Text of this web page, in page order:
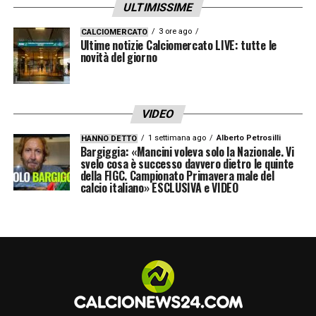
ULTIMISSIME
CALCIOMERCATO 3 ore ago
Ultime notizie Calciomercato LIVE: tutte le
novità del giorno
VIDEO
HANNO DETTO 1 settimana ago Alberto Petrosilli
Bargiggia: «Mancini voleva solo la Nazionale. Vi
svelo cosa è successo davvero dietro le quinte
della FIGC. Campionato Primavera male del
calcio italiano» ESCLUSIVA e VIDEO